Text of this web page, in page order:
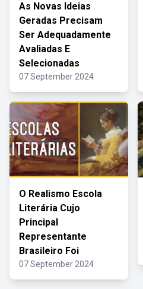
As Novas Ideias
Geradas Precisam
Ser Adequadamente
Avaliadas E
Selecionadas
07 September 2024
O Realismo Escola
Literária Cujo
Principal
Representante
Brasileiro Foi
07 September 2024